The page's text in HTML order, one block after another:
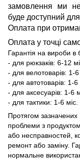
замовлення ми
буде доступний
Оплата при
Оплата у точці
Гарантія на вироби в
- для рюкзаків: 6-12
- для велотоварів: 1-6
- для автотоварів: 1-6
- для аксесуарів: 1-6
- для тактики: 1-6 міс.
Протягом зазначених
проблеми з
або несправностей,
ремонт або заміну.
нормальне